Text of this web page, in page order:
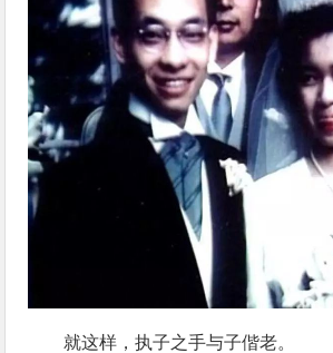
就这样，执子之手与子偕老。